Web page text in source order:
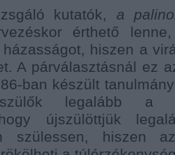
kutatók, a
érthető
hiszen a
A párválasztásnál ez
ban készült
legalább a
újszülöttjük
szülessen, hiszen